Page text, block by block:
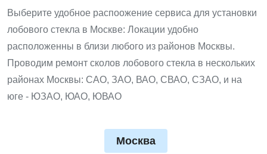
Выберите удобное распоожение сервиса для установки
лобового стекла в Москве: Локации удобно
расположенны в близи любого из районов Москвы.
Проводим ремонт сколов лобового стекла в нескольких
районах Москвы: САО, ЗАО, ВАО, СВАО, СЗАО, и на
юге - ЮЗАО, ЮАО, ЮВАО
Москва